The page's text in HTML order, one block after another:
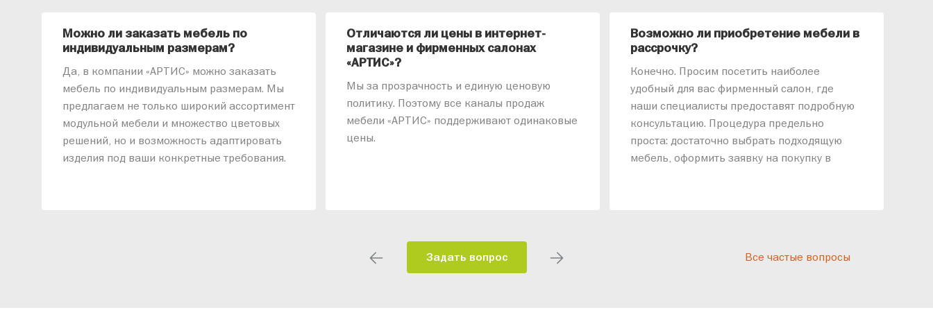
Можно ли заказать мебель по
индивидуальным размерам?
Да, в компании «АРТИС» можно заказать
мебель по индивидуальным размерам. Мы
предлагаем не только широкий ассортимент
модульной мебели и множество цветовых
решений, но и возможность адаптировать
изделия под ваши конкретные требования.
Отличаются ли цены в интернет-
магазине и фирменных салонах
«АРТИС»?
Мы за прозрачность и единую ценовую
политику. Поэтому все каналы продаж
мебели «АРТИС» поддерживают одинаковые
цены.
Возможно ли приобретение мебели в
рассрочку?
Конечно. Просим посетить наиболее
удобный для вас фирменный салон, где
наши специалисты предоставят подробную
консультацию. Процедура предельно
проста: достаточно выбрать подходящую
мебель, оформить заявку на покупку в
Задать вопрос Все частые вопросы